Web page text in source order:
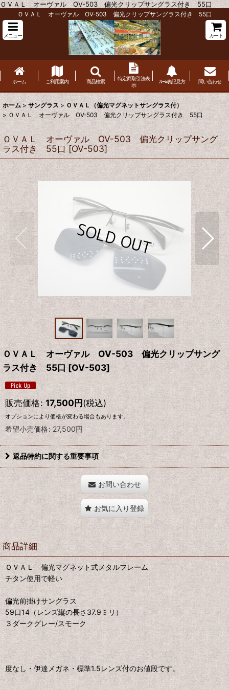
ＯＶＡＬ オーヴァル OV-503 偏光クリップサングラス付き 55口
ＯＶＡＬ オーヴァル OV-503 偏光クリップサングラス付き 55口
メニュー カート
ホーム ご利用案内 商品検索
特定商取引法表
示
ﾌﾚｰﾑ表記見方 問い合わせ
ホーム > サングラス > ＯＶＡＬ（偏光マグネットサングラス付）
> ＯＶＡＬ オーヴァル OV-503 偏光クリップサングラス付き 55口
ＯＶＡＬ オーヴァル OV-503 偏光クリップサング
ラス付き 55口 [OV-503]
ＯＶＡＬ オーヴァル OV-503 偏光クリップサング
ラス付き 55口 [OV-503]
販売価格: 17,500円(税込)
オプションにより価格が変わる場合もあります。
希望小売価格: 27,500円
返品特約に関する重要事項
お問い合わせ
お気に入り登録
商品詳細
ＯＶＡＬ 偏光マグネット式メタルフレーム
チタン使用で軽い
偏光前掛けサングラス
59口14（レンズ縦の長さ37.9ミリ）
３ダークグレー/スモーク
度なし・伊達メガネ・標準1.5レンズ付のお値段です。